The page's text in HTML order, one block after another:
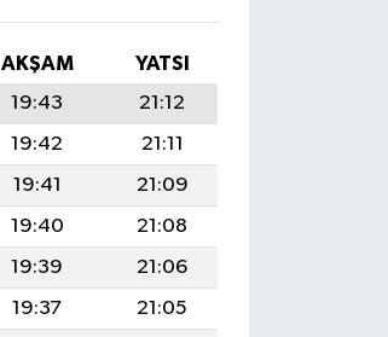
AKŞAM
YATSI
19:43
21:12
19:42
21:11
19:41
21:09
19:40
21:08
19:39
21:06
19:37
21:05